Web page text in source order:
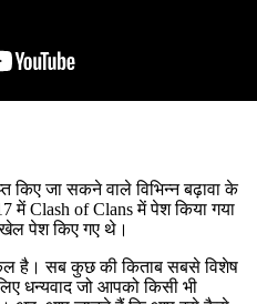
किए जा सकने वाले विभिन्न बढ़ावा के
में Clash of Clans में पेश किया गया
पेश किए गए थे।
है। सब कुछ की किताब सबसे विशेष
धन्यवाद जो आपको किसी भी